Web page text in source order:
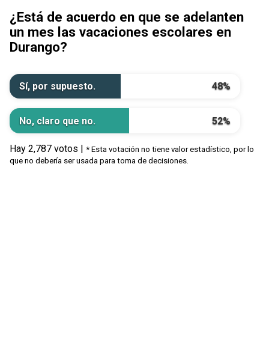
¿Está de acuerdo en que se adelanten
un mes las vacaciones escolares en
Durango?
Sí, por supuesto. 48%
No, claro que no. 52%
Hay 2,787 votos | * Esta votación no tiene valor estadístico, por lo
que no debería ser usada para toma de decisiones.